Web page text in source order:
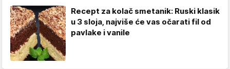
Recept za kolač smetanik: Ruski klasik
u 3 sloja, najviše će vas očarati fil od
pavlake i vanile